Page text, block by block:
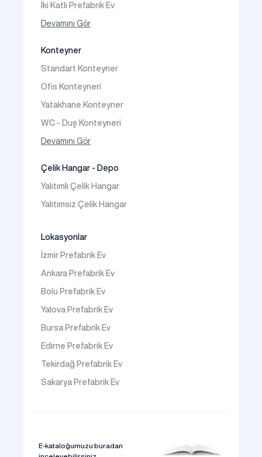
İki Katlı Prefabrik Ev
Tek Katlı Prefabrik Villa
Devamını Gör
Konteyner
Standart Konteyner
Ofis Konteyneri
Yatakhane Konteyner
WC - Duş Konteyneri
Konteyner Ev
Devamını Gör
Çelik Hangar - Depo
Yalıtımlı Çelik Hangar
Yalıtımsız Çelik Hangar
Lokasyonlar
İzmir Prefabrik Ev
Ankara Prefabrik Ev
Bolu Prefabrik Ev
Yalova Prefabrik Ev
Bursa Prefabrik Ev
Edirne Prefabrik Ev
Tekirdağ Prefabrik Ev
Sakarya Prefabrik Ev
E-kataloğumuzu buradan